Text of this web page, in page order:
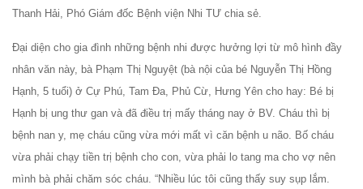
Thanh Hải, Phó Giám đốc Bệnh viện Nhi TƯ chia sẻ.
Đại diện cho gia đình những bệnh nhi được hưởng lợi từ mô hình đầy
nhân văn này, bà Phạm Thị Nguyệt (bà nội của bé Nguyễn Thị Hồng
Hạnh, 5 tuổi) ở Cự Phú, Tam Đa, Phủ Cừ, Hưng Yên cho hay: Bé bị
Hạnh bị ung thư gan và đã điều trị mấy tháng nay ở BV. Cháu thì bị
bệnh nan y, mẹ cháu cũng vừa mới mất vì căn bệnh u não. Bố cháu
vừa phải chạy tiền trị bệnh cho con, vừa phải lo tang ma cho vợ nên
mình bà phải chăm sóc cháu. “Nhiều lúc tôi cũng thấy suy sụp lắm.